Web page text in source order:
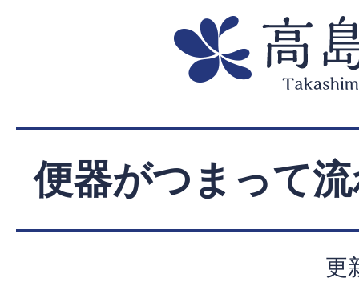
便器がつまって
更